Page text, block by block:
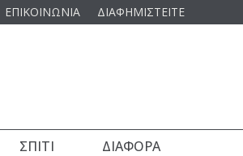
ΕΠΙΚΟΙΝΩΝΙΑ ΔΙΑΦΗΜΙΣΤΕΙΤΕ
ΣΠΊΤΙ ΔΙΆΦΟΡΑ